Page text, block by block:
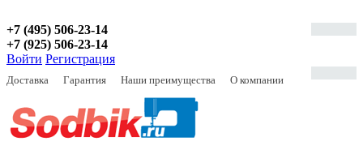
+7 (495) 506-23-14
+7 (925) 506-23-14
Войти Регистрация
Доставка Гарантия Наши преимущества О компании